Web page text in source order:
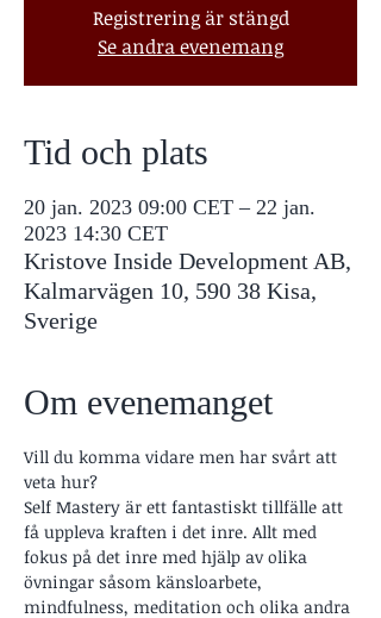
Registrering är stängd
Se andra evenemang
Tid och plats
20 jan. 2023 09:00 CET – 22 jan.
2023 14:30 CET
Kristove Inside Development AB,
Kalmarvägen 10, 590 38 Kisa,
Sverige
Om evenemanget
Vill du komma vidare men har svårt att
veta hur?
Self Mastery är ett fantastiskt tillfälle att
få uppleva kraften i det inre. Allt med
fokus på det inre med hjälp av olika
övningar såsom känsloarbete,
mindfulness, meditation och olika andra